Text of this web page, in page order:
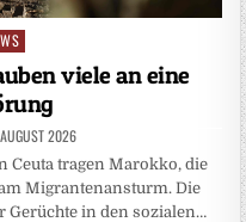
viele an eine
2026
Ceuta tragen Marokko, die
Migrantenansturm. Die
Gerüchte in den sozialen…